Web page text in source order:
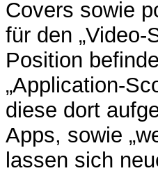
Covers sowie
für den
Position
„Application-
diese dort
Apps, sowie
lassen sich